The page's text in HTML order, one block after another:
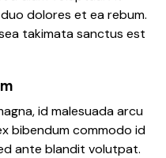
dolores et ea rebum.
takimata sanctus est
id malesuada arcu
bibendum commodo id
ante blandit volutpat.